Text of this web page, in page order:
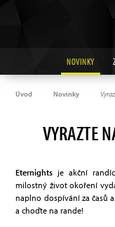
NOVINKY
Úvod Novinky
VYRAZTE
Eternights je akční
milostný život okoření
naplno dospívání za časů
a choďte na rande!